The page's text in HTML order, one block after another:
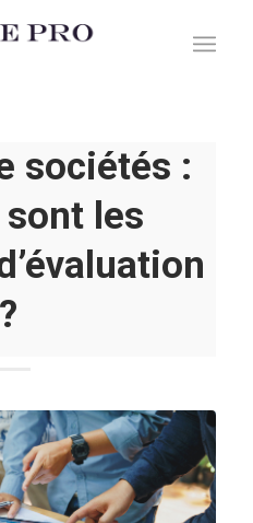
sociétés :
les
?